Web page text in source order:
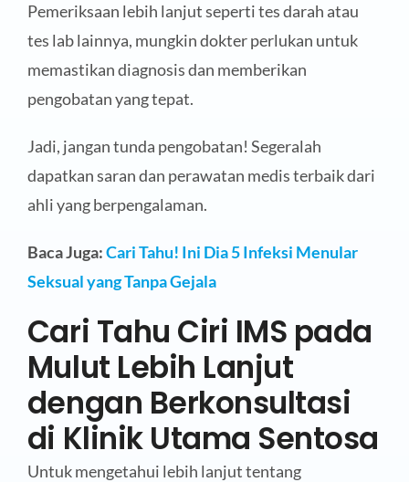
Pemeriksaan lebih lanjut seperti tes darah atau
tes lab lainnya, mungkin dokter perlukan untuk
memastikan diagnosis dan memberikan
pengobatan yang tepat.
Jadi, jangan tunda pengobatan! Segeralah
dapatkan saran dan perawatan medis terbaik dari
ahli yang berpengalaman.
Baca Juga:Cari Tahu! Ini Dia 5 Infeksi Menular
Seksual yang Tanpa Gejala
Cari Tahu Ciri IMS pada
Mulut Lebih Lanjut
dengan Berkonsultasi
di Klinik Utama Sentosa
Untuk mengetahui lebih lanjut tentang